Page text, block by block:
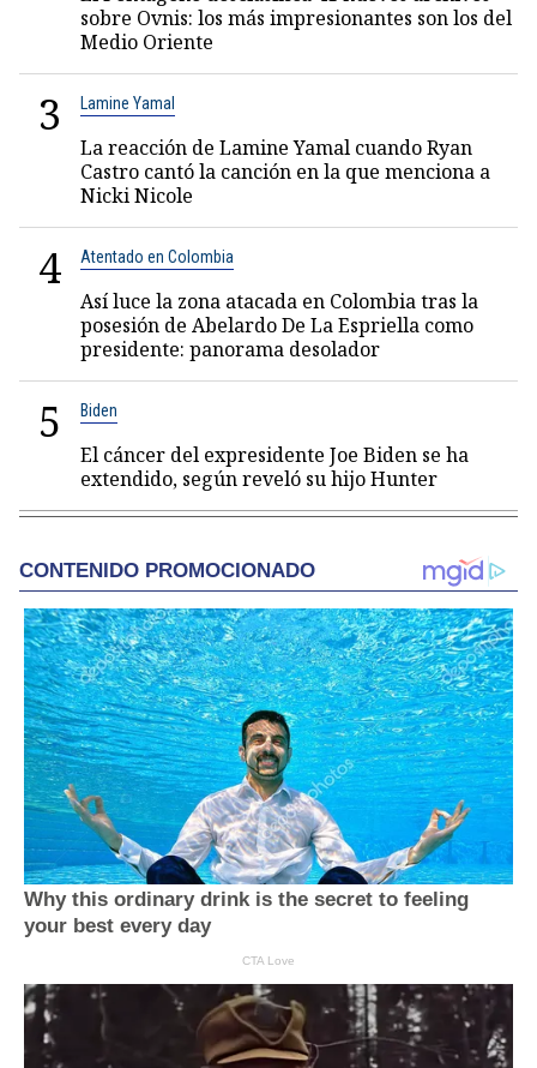
sobre Ovnis: los más impresionantes son los del
Medio Oriente
3 Lamine Yamal
La reacción de Lamine Yamal cuando Ryan
Castro cantó la canción en la que menciona a
Nicki Nicole
4 Atentado en Colombia
Así luce la zona atacada en Colombia tras la
posesión de Abelardo De La Espriella como
presidente: panorama desolador
5 Biden
El cáncer del expresidente Joe Biden se ha
extendido, según reveló su hijo Hunter